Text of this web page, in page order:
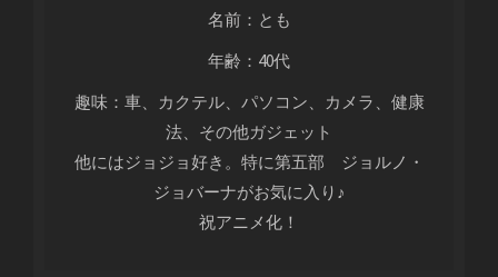
名前：とも
年齢：40代
趣味：車、カクテル、パソコン、カメラ、健康
法、その他ガジェット
他にはジョジョ好き。特に第五部 ジョルノ・
ジョバーナがお気に入り♪
祝アニメ化！